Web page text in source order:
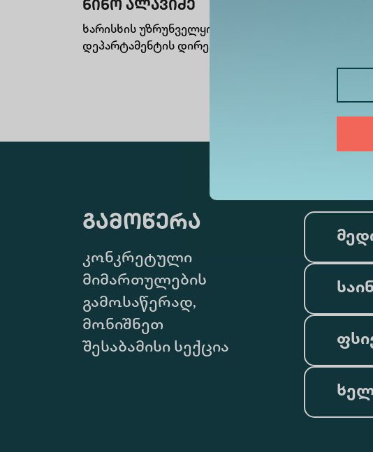
ნინო ალავიძე
ხარისხის უზრუნველყოფის
დეპარტამენტის დირექტორი
გამოწერა
კონკრეტული
მიმართულების
გამოსაწერად,
მონიშნეთ
შესაბამისი სექცია